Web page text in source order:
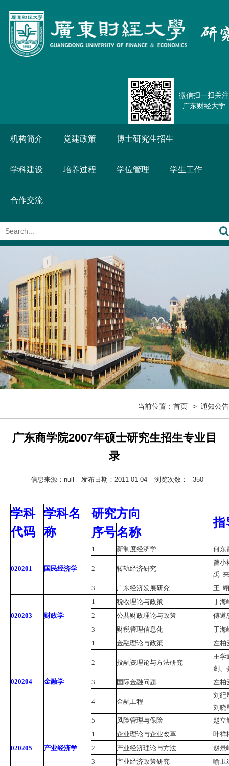
微信扫一扫关注
广东财经大学
机构简介 党建政策 博士研究生招生
学科建设 培养过程 学位管理 学生工作
合作交流
当前位置： 首页 通知公告
广东商学院2007年硕士研究生招生专业目
录
信息来源：null 发布日期：2011-01-04 浏览次数： 350
学科
代码
学科名
称
研究方向
指
序号名称
020201 国民经济学
1 新制度经济学 何东
2 转轨经济研究
曾小
禹 来
3
广东经济发展研究 王
020203 财政学
1 税收理论与政策
于海
2
公共财政理论与政策
傅道
3
财税管理信息化 于海
020204 金融学
1 金融理论与政策 左柏
2 投融资理论与方法研究
王学
剑、
3
国际金融问题 左柏
4 金融工程
刘纪
刘晓
5
风险管理与保险 赵立
020205 产业经济学
1 企业理论与企业改革
叶祥
2
产业经济理论与方法
赵景
3
产业经济政策研究 喻卫